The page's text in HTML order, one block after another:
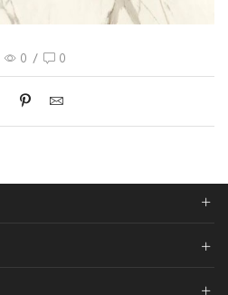
0 / 0